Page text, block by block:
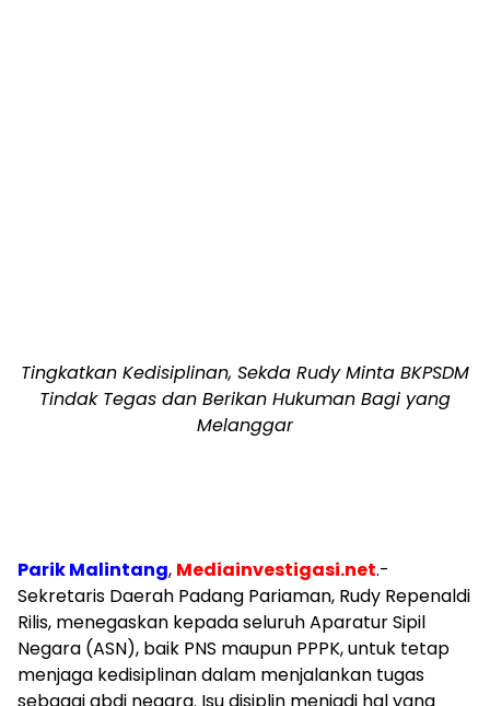
Tingkatkan Kedisiplinan, Sekda Rudy Minta BKPSDM
Tindak Tegas dan Berikan Hukuman Bagi yang
Melanggar
Parik Malintang, Mediainvestigasi.net.-
Sekretaris Daerah Padang Pariaman, Rudy Repenaldi
Rilis, menegaskan kepada seluruh Aparatur Sipil
Negara (ASN), baik PNS maupun PPPK, untuk tetap
menjaga kedisiplinan dalam menjalankan tugas